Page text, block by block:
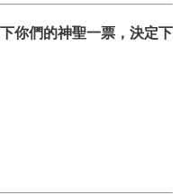
你們的神聖一票，決定下